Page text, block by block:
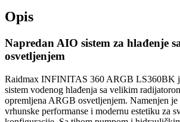
Opis
Napredan AIO sistem za hlađenje
osvetljenjem
Raidmax INFINITAS 360 ARGB LS360BK
sistem vodenog hlađenja sa velikim
opremljena ARGB osvetljenjem. Namenjen
vrhunske performanse i modernu estetiku za